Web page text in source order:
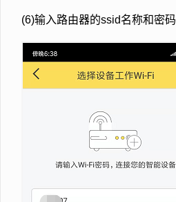
(6)输入路由器的ssid名称和密码